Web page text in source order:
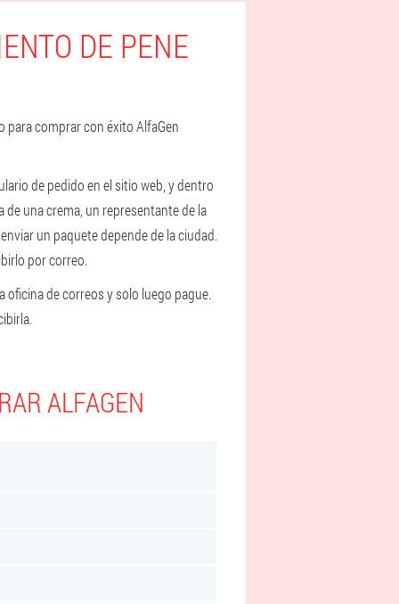
DE PENE
para comprar con éxito AlfaGen
de pedido en el sitio web, y dentro
una crema, un representante de la
un paquete depende de la ciudad.
por correo.
oficina de correos y solo luego pague.
ALFAGEN